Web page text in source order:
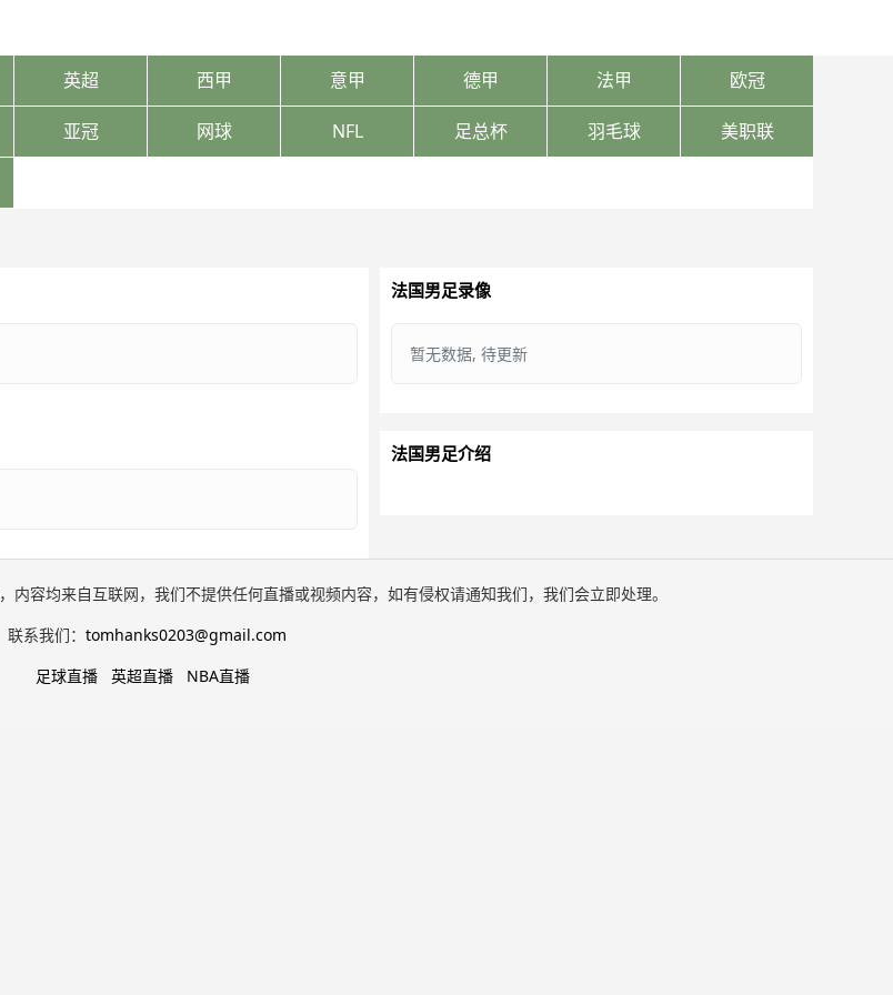
英超 西甲 意甲 德甲 法甲 欧冠
亚冠 网球 NFL 足总杯 羽毛球 美职联
法国男足录像
暂无数据, 待更新
法国男足介绍
容均来自互联网，我们不提供任何直播或视频内容，如有侵权请通知我们，我们会立即处理。
联系我们： tomhanks0203@gmail.com
足球直播
英超直播 NBA直播